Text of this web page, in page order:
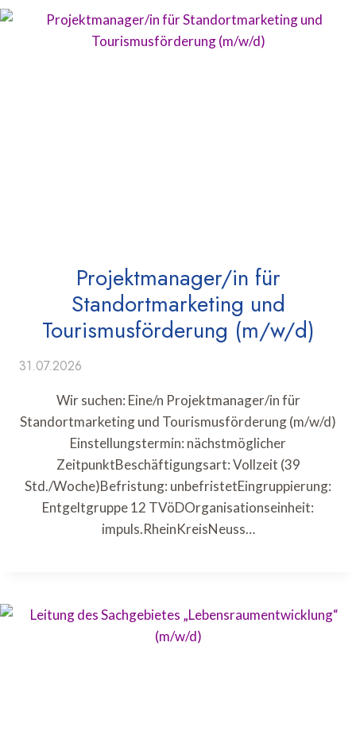
Projektmanager/in für
Standortmarketing und
Tourismusförderung (m/w/d)
31.07.2026
Wir suchen: Eine/n Projektmanager/in für
Standortmarketing und Tourismusförderung (m/w/d)
Einstellungstermin: nächstmöglicher
ZeitpunktBeschäftigungsart: Vollzeit (39
Std./Woche)Befristung: unbefristetEingruppierung:
Entgeltgruppe 12 TVöDOrganisationseinheit:
impuls.RheinKreisNeuss…